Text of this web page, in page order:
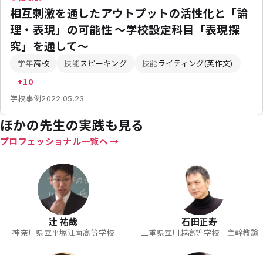
相互刺激を通したアウトプットの活性化と「論
理・表現」の可能性 ～学校設定科目「表現探
究」を通して～
学年高校 技能スピーキング 技能ライティング(英作文)
+10
学校事例2022.05.23
ほかの先生の実践も見る
プロフェッショナル一覧へ
辻 祐哉
神奈川県立平塚江南高等学校
石田正寿
三重県立川越高等学校 主幹教諭